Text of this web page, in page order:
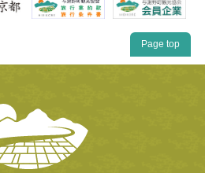
Page top